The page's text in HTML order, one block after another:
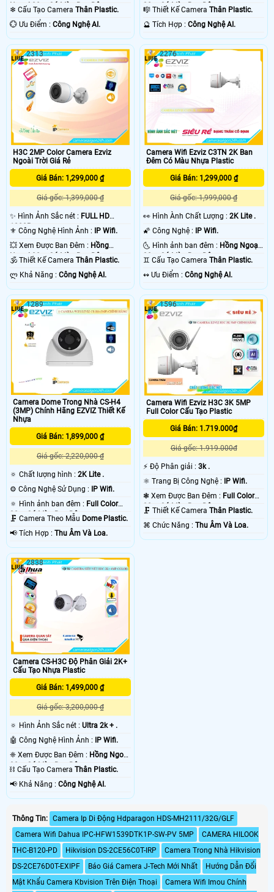
Ngoại 30m Có Màu Ban Ðêm.
❄ Cấu Tạo Camera Thân Plastic.
️💮 Ưu Điểm : Công Nghệ AI.
30m Có Màu Ban Ðêm.
🎼️ Thiết Kế CameraThân Plastic.
️🔮 Tích Hợp :Công Nghệ AI.
H3C 2MP Color Camera Ezviz
Ngoài Trời Giá Rẻ
Giá Bán: 1,299,000 ₫
Giá gốc: 1,399,000 ₫
✨ Hình Ảnh Sắc nét : FULL HD
1080P .
⚜️ Công Nghệ Hình Ảnh : IP Wifi.
💥 Xem Được Ban Đêm : Hồng
Ngoại 30m Có Màu Ban Ðêm.
🕉️ Thiết Kế Camera Thân Plastic.
️ლ Khả Năng : Công Nghệ AI.
2313
Camera Wifi Ezviz C3TN 2K Ban
Đêm Có Màu Nhựa Plastic
Giá Bán: 1,299,000 ₫
Giá gốc: 1,999,000 ₫
️👀 Hình Ành Chất Lượng :2K Lite .
🌠 Công Nghệ : IP Wifi.
🌜 Hình ảnh ban đêm : Hồng Ngoại
30m Có Màu Ban Ðêm.
♊ Cấu Tạo CameraThân Plastic.
️↭ Ưu Điểm :Công Nghệ AI.
2276
Camera Dome Trong Nhà CS-H4
(3MP) Chính Hãng EZVIZ Thiết Kế
Nhựa
Giá Bán: 1,899,000 ₫
Giá gốc: 2,220,000 ₫
🔅 Chất lượng hình : 2K Lite .
⚙ Công Nghệ Sử Dụng :
IP Wifi.
🔅 Hình ảnh ban đêm : Full Color
30m Có Màu Ban Ðêm.
🗜️ Camera Theo Mẫu Dome Plastic.
️📢 Tích Hợp : Thu Âm Và Loa.
1289
Camera Wifi Ezviz H3C 3K 5MP
Full Color Cấu Tạo Plastic
Giá Bán: 1.719.000₫
Giá gốc: 1.919.000đ
️⚡ Độ Phân giải :3k .
⚛️ Trang Bị Công Nghệ :
IP Wifi.
❃ Xem Được Ban Đêm : Full Color
30m Có Màu Ban Ðêm.
🗜️ Thiết Kế CameraThân Plastic.
️⌘ Chức Năng :Thu Âm Và Loa.
1596
Camera CS-H3C Độ Phân Giải 2K+
Cấu Tạo Nhựa Plastic
Giá Bán: 1,499,000 ₫
Giá gốc: 3,200,000 ₫
🔅 Hình Ảnh Sắc nét : Ultra 2k + .
🤖️ Công Nghệ Hình Ảnh : IP Wifi.
❈ Xem Được Ban Đêm : Hồng Ngoại
30m Có Màu Ban Ðêm.
⛓ Cấu Tạo Camera Thân Plastic.
️📢 Khả Năng : Công Nghệ AI.
2838
Thông Tin: Camera Ip Di Động Hdparagon HDS-MH2111/32G/GLF
Camera Wifi Dahua IPC-HFW1539DTK1P-SW-PV 5MP
CAMERA HILOOK
THC-B120-PD
Hikvision DS-2CE56C0T-IRP
Camera Trong Nhà Hikvision
DS-2CE76D0T-EXIPF
Báo Giá Camera J-Tech Mới Nhất
Hướng Dẫn Đổi
Mật Khẩu Camera Kbvision Trên Điện Thoại
Camera Wifi Imou Chính